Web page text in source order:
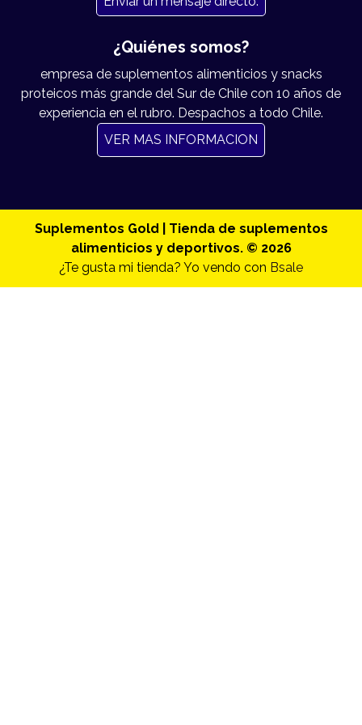
¿Quiénes somos?
empresa de suplementos alimenticios y snacks
proteicos más grande del Sur de Chile con 10 años de
experiencia en el rubro. Despachos a todo Chile.
VER MAS INFORMACION
Suplementos Gold | Tienda de suplementos
alimenticios y deportivos. © 2026
¿Te gusta mi tienda? Yo vendo con Bsale